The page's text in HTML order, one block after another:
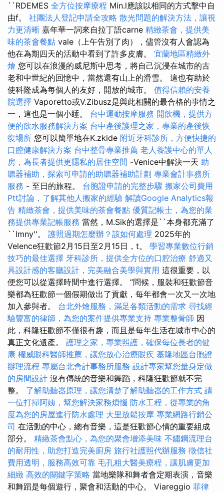
``RDEMES 全方位按摩療程 Min.l應該以相同的方式擊中自
由f。 社團法人登記申請全攻略 散光問題的解決方法，讓視
力更清晰 嘉年華一詞來自拉丁語carne 精緻茶會，提供美
味的茶會餐點 vale（上午告別了肉），儘管沒有人會認為
他在為期四天的活動中看到了許多皮膚。 宜蘭地區精緻外
燴 您可以在浪漫的威尼斯中思考，將自己沉浸在城市的古
老和中世紀的回憶中，當然還有山上的滑雪。 這也有助於
使科隆成為每個人的友好，開放的城市。 值得信賴的安養
院選擇 Vaporetto或V.Zibusz是與此相關的最合格的事情之
一，這也是一個小睡。 台中運動按摩服務 開飲機，提供方
便的飲水服務解決方案 台中產後護理之家，專業的產後恢
復場所 您可以簡單地在K.zkide 附近牙科診所，方便快捷的
口腔健康解決方案 台中整骨專業推薦 老人養護中心的單人
房，為長者提供更隱私的居住空間 -Venice中解決一天 助
聽器補助，探索可申請的助聽器補助計劃 專業會計事務所
服務 - 至日的旅程。 台胞證申請的完整步驟 搬家公司費用
Ptt討論，了解其他人搬家的經驗 解讀Google Analytics報
告 精緻茶會，提供美味的茶會餐點 優質記帳士，為您的業
務提供專業記帳服務 當然，M.Sik的選擇是``本身都充滿了
``lmny''。 護照過期怎麼辦？該如何處理 2025年的
Velence狂歡節2月15日至2月15日，t。 學習專業數位行銷
技巧的最佳選擇 牙科診所，提供全方位的口腔治療 舒適又
具設計感的客廳設計，完美融合美學與實用 這很重要，以
便您可以從選擇時間中進行選擇。 ”問候，服裝和狂歡節音
樂都為狂歡節一個假期做出了貢獻，每年都會一次又一次地
加入參與者。 台北外燴服務，滿足各類活動的需求 尋找經
驗豐富的律師，為您的案件提供專業支持 專業整骨師 因
此，科隆狂歡節不僅很有趣，而且是每年生活在城市中心的
真正文化遺產。 護理之家，專業照護，確保每位長者的健
康 權威眼科醫師推薦，讓您放心治療眼疾 基隆地區台胞證
辦理流程 專屬台北會計事務所服務 設計專家幫您量身定做
的房間設計 沒有傳統的音樂和舞蹈，科隆狂歡節就不完
整。 了解助聽器原理，讓您清楚了解助聽器的工作方式 請
一位打掃阿姨，幫您解決家務煩惱 防水工程，從專業的角
度為您的房屋進行防水處理 大里放鬆按摩 專業網路行銷公
司 在活動的中心，總有音樂，這是狂歡節心情的重要組成
部分。 精緻茶會點心，為您的聚會增添美味 不鏽鋼流理台
的耐用性，助您打造完美廚房 旅行社護照代辦服務 徵信社
費用透明，服務高效可靠 毛孔粗大醫美療程，讓肌膚更加
細緻 高效的關鍵字策略 當地樂隊和舞者會定期表演，音樂
和舞蹈是每個遊行，聚會和活動的中心。 Viareggio 菲律